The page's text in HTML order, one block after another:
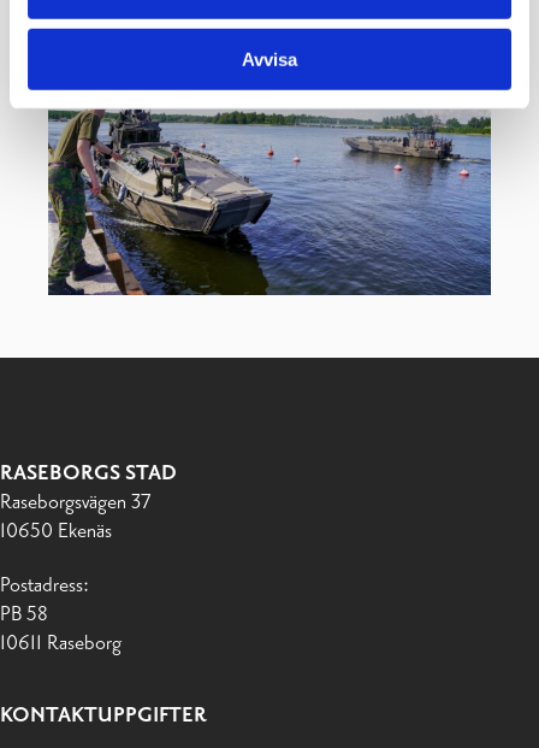
Avvisa
RASEBORGS STAD
Raseborgsvägen 37
10650 Ekenäs
Postadress:
PB 58
10611 Raseborg
KONTAKTUPPGIFTER